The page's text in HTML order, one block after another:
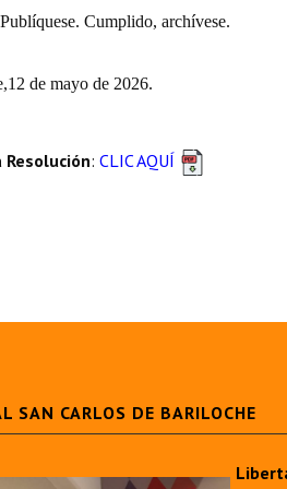
Cumplido, archívese.
de mayo de 2026.
Resolución: CLIC AQUÍ
SAN CARLOS DE BARILOCHE